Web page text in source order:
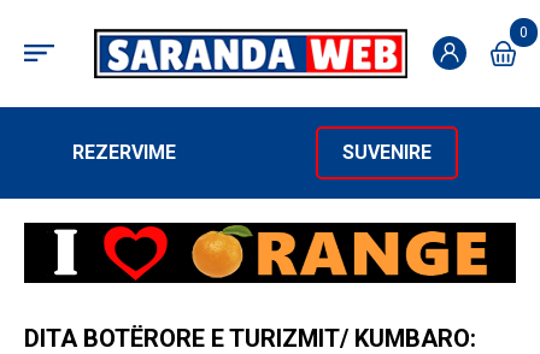
0
REZERVIME SUVENIRE
DITA BOTËRORE E TURIZMIT/ KUMBARO: